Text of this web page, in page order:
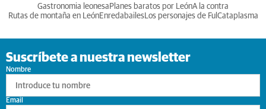
Gastronomia leonesa Planes baratos por LeónA la contra
Rutas de montaña en LeónEnredabailesLos personajes de Ful Cataplasma
Suscríbete a nuestra newsletter
Nombre
Email